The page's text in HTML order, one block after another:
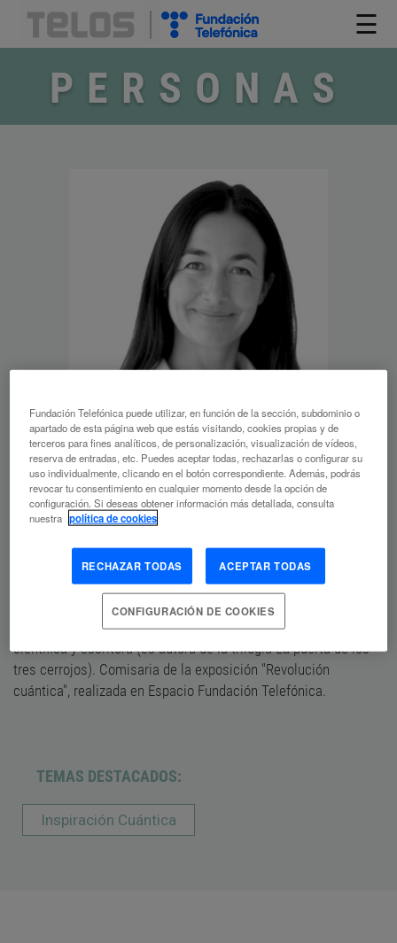
☰
PERSONAS
Sonia Fernández-Vidal
COMISARIA DE LA EXPOSICIÓN "REVOLUCIÓN
CUÁNTICA"
Doctora en información y óptica cuántica, divulgadora
científica y escritora (es autora de la trilogía La puerta de los
tres cerrojos). Comisaria de la exposición "Revolución
cuántica", realizada en Espacio Fundación Telefónica.
TEMAS DESTACADOS:
Inspiración Cuántica
Fundación Telefónica puede utilizar, en función de la sección, subdominio o
apartado de esta página web que estás visitando, cookies propias y de
terceros para fines analíticos, de personalización, visualización de vídeos,
reserva de entradas, etc. Puedes aceptar todas, rechazarlas o configurar su
uso individualmente, clicando en el botón correspondiente. Además, podrás
revocar tu consentimiento en cualquier momento desde la opción de
configuración. Si deseas obtener información más detallada, consulta
nuestra política de cookies
RECHAZAR TODAS ACEPTAR TODAS
CONFIGURACIÓN DE COOKIES